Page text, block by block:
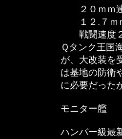
２０ｍｍ連
１２.７ｍｍ
戦闘速度２
Ｑタンク王国
が、大改装を
は基地の防衛
に必要だった
モニター艦
ハンバー級最